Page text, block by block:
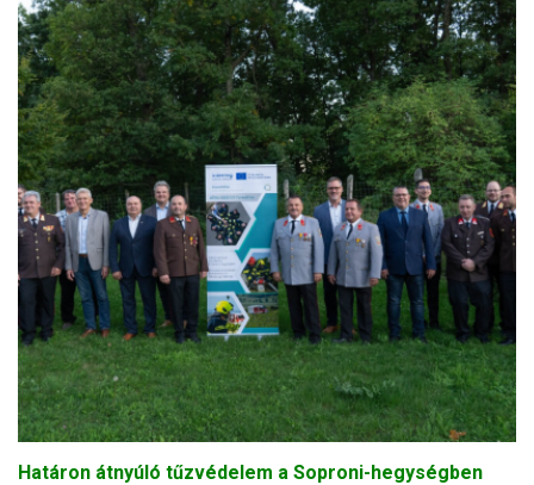
Határon átnyúló tűzvédelem a Soproni-hegységben